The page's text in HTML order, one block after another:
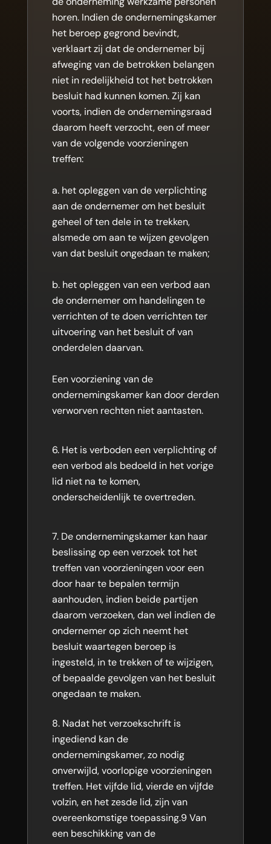
horen. Indien de ondernemingskamer
het beroep gegrond bevindt,
verklaart zij dat de ondernemer bij
afweging van de betrokken belangen
niet in redelijkheid tot het betrokken
besluit had kunnen komen. Zij kan
voorts, indien de ondernemingsraad
daarom heeft verzocht, een of meer
van de volgende voorzieningen
treffen:
a. het opleggen van de verplichting
aan de ondernemer om het besluit
geheel of ten dele in te trekken,
alsmede om aan te wijzen gevolgen
van dat besluit ongedaan te maken;
b. het opleggen van een verbod aan
de ondernemer om handelingen te
verrichten of te doen verrichten ter
uitvoering van het besluit of van
onderdelen daarvan.
Een voorziening van de
ondernemingskamer kan door derden
verworven rechten niet aantasten.
Het is verboden een verplichting of
een verbod als bedoeld in het vorige
lid niet na te komen,
onderscheidenlijk te overtreden.
De ondernemingskamer kan haar
beslissing op een verzoek tot het
treffen van voorzieningen voor een
door haar te bepalen termijn
aanhouden, indien beide partijen
daarom verzoeken, dan wel indien de
ondernemer op zich neemt het
besluit waartegen beroep is
ingesteld, in te trekken of te wijzigen,
of bepaalde gevolgen van het besluit
ongedaan te maken.
Nadat het verzoekschrift is
ingediend kan de
ondernemingskamer, zo nodig
onverwijld, voorlopige voorzieningen
treffen. Het vijfde lid, vierde en vijfde
volzin, en het zesde lid, zijn van
overeenkomstige toepassing.9 Van
een beschikking van de